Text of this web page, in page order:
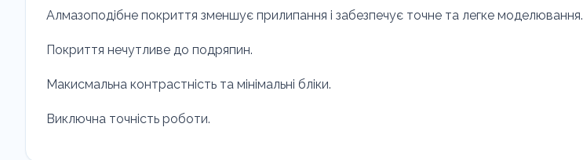
Алмазоподібне покриття зменшує прилипання і забезпечує точне та легке моделювання.
Покриття нечутливе до подряпин.
Макисмальна контрастність та мінімальні бліки.
Виключна точність роботи.